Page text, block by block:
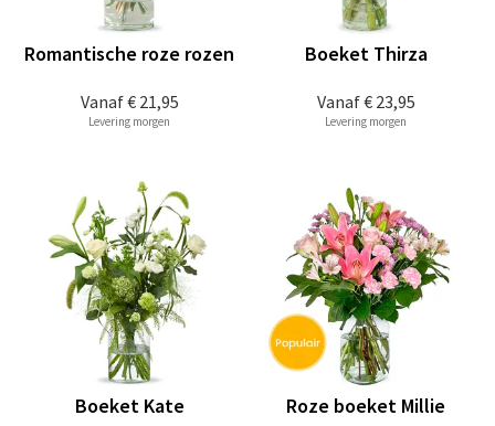
Vanaf€ 21,95
Romantische roze rozen
Levering morgen
Vanaf€ 23,95
Boeket Thirza
Levering morgen
Boeket Kate Roze boeket Millie